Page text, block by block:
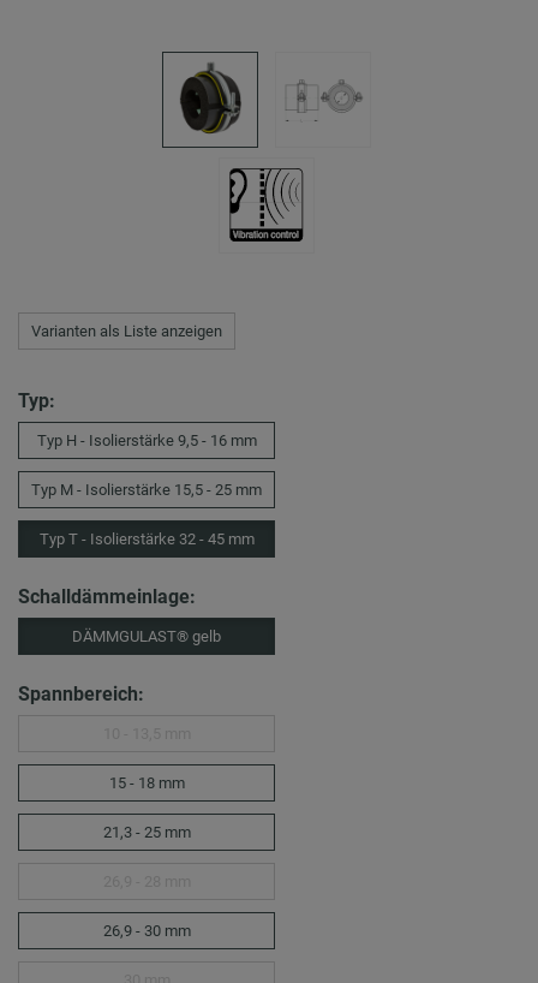
Varianten als Liste anzeigen
Typ:
Typ H - Isolierstärke 9,5 - 16 mm
Typ M - Isolierstärke 15,5 - 25 mm
Typ T - Isolierstärke 32 - 45 mm
Schalldämmeinlage:
DÄMMGULAST® gelb
Spannbereich:
15 - 18 mm
21,3 - 25 mm
26,9 - 30 mm